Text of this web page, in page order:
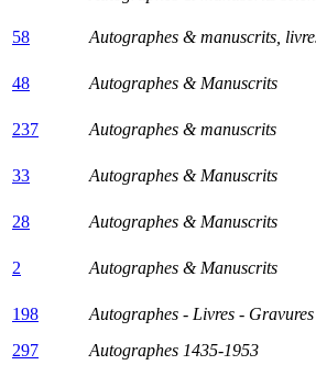
58 Autographes & manuscrits,
48 Autographes & Manuscrits
237 Autographes & manuscrits
33 Autographes & Manuscrits
28 Autographes & Manuscrits
2 Autographes & Manuscrits
198 Autographes - Livres -
297
Autographes 1435-1953